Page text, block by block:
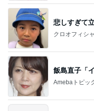
悲しすぎて
クロオフィシ
飯島直子「
Amebaトピッ